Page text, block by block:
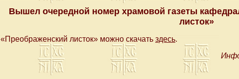
Вышел очередной номер храмовой газеты
листок»
«Преображенский листок» можно скачать здесь.